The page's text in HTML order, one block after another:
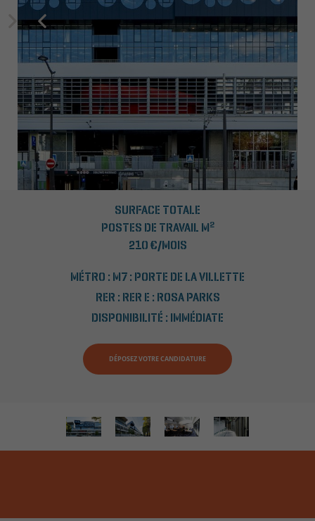
SURFACE TOTALE
POSTES DE TRAVAIL M2
210 €/MOIS
MÉTRO : M7 : PORTE DE LA VILLETTE
RER : RER E : ROSA PARKS
DISPONIBILITÉ : IMMÉDIATE
DÉPOSEZ VOTRE CANDIDATURE